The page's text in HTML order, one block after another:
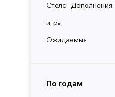
Стелс
игры
Дополнения
Ожидаемые
По годам